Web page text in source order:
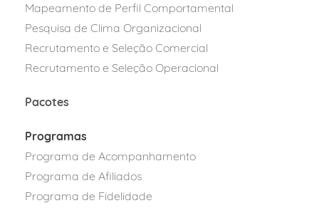
Mapeamento de Perfil Comportamental
Pesquisa de Clima Organizacional
Recrutamento e Seleção Comercial
Recrutamento e Seleção Operacional
Pacotes
Programas
Programa de Acompanhamento
Programa de Afiliados
Programa de Fidelidade